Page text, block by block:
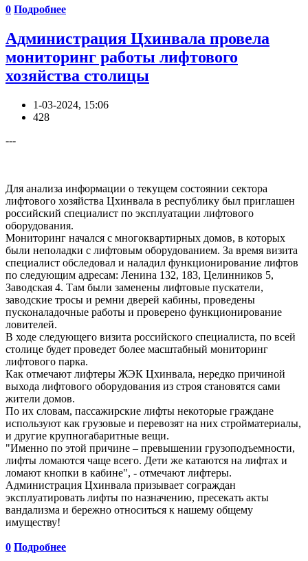
0 Подробнее
Администрация Цхинвала провела
мониторинг работы лифтового
хозяйства столицы
1-03-2024, 15:06
428
---
Для анализа информации о текущем состоянии сектора
лифтового хозяйства Цхинвала в республику был приглашен
российский специалист по эксплуатации лифтового
оборудования.
Мониторинг начался с многоквартирных домов, в которых
были неполадки с лифтовым оборудованием. За время визита
специалист обследовал и наладил функционирование лифтов
по следующим адресам: Ленина 132, 183, Целинников 5,
Заводская 4. Там были заменены лифтовые пускатели,
заводские тросы и ремни дверей кабины, проведены
пусконаладочные работы и проверено функционирование
ловителей.
В ходе следующего визита российского специалиста, по всей
столице будет проведет более масштабный мониторинг
лифтового парка.
Как отмечают лифтеры ЖЭК Цхинвала, нередко причиной
выхода лифтового оборудования из строя становятся сами
жители домов.
По их словам, пассажирские лифты некоторые граждане
используют как грузовые и перевозят на них стройматериалы,
и другие крупногабаритные вещи.
"Именно по этой причине – превышении грузоподъемности,
лифты ломаются чаще всего. Дети же катаются на лифтах и
ломают кнопки в кабине", - отмечают лифтеры.
Администрация Цхинвала призывает сограждан
эксплуатировать лифты по назначению, пресекать акты
вандализма и бережно относиться к нашему общему
имуществу!
0 Подробнее